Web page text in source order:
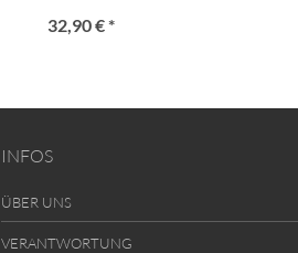
32,90 € *
INFOS
ÜBER UNS
VERANTWORTUNG